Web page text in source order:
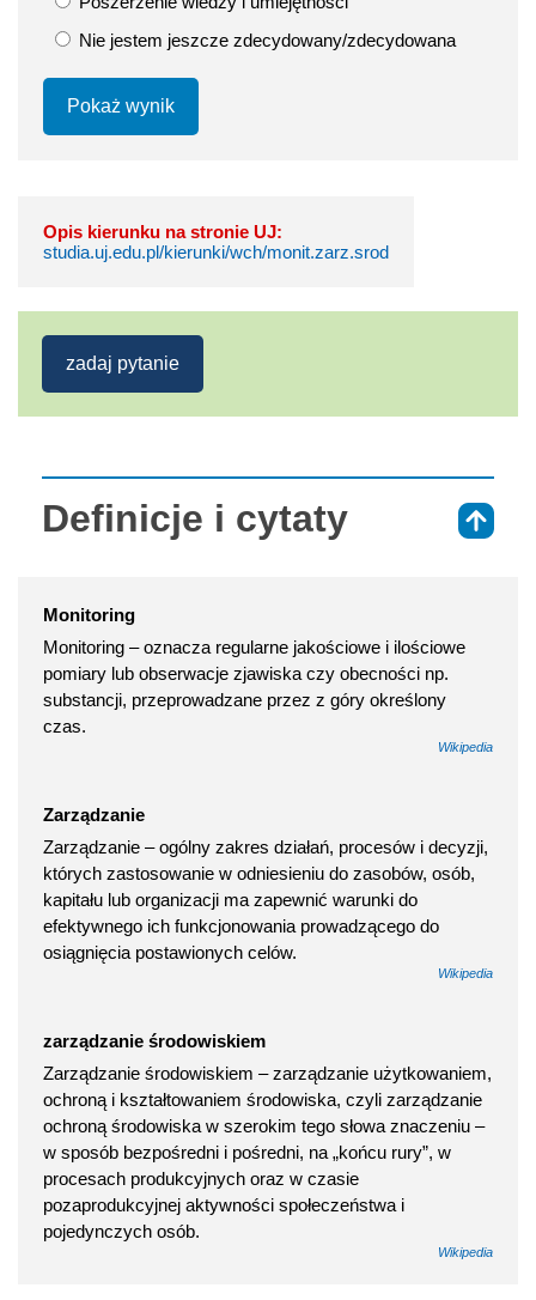
Nie jestem jeszcze zdecydowany/zdecydowana
Pokaż wynik
Opis kierunku na stronie UJ:
studia.uj.edu.pl/kierunki/wch/monit.zarz.srod
zadaj pytanie
Definicje i cytaty
Monitoring
Monitoring – oznacza regularne jakościowe i ilościowe
pomiary lub obserwacje zjawiska czy obecności np.
substancji, przeprowadzane przez z góry określony
czas.
Wikipedia
Zarządzanie
Zarządzanie – ogólny zakres działań, procesów i decyzji,
których zastosowanie w odniesieniu do zasobów, osób,
kapitału lub organizacji ma zapewnić warunki do
efektywnego ich funkcjonowania prowadzącego do
osiągnięcia postawionych celów.
Wikipedia
zarządzanie środowiskiem
Zarządzanie środowiskiem – zarządzanie użytkowaniem,
ochroną i kształtowaniem środowiska, czyli zarządzanie
ochroną środowiska w szerokim tego słowa znaczeniu –
w sposób bezpośredni i pośredni, na „końcu rury”, w
procesach produkcyjnych oraz w czasie
pozaprodukcyjnej aktywności społeczeństwa i
pojedynczych osób.
Wikipedia